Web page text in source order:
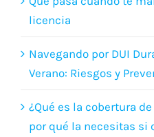
licencia
Navegando por DUI
Verano: Riesgos y
¿Qué es la cobertura
por qué la necesitas si